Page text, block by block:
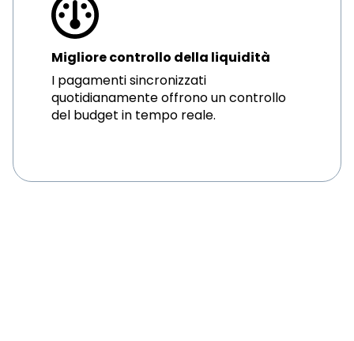
Migliore controllo della liquidità
I pagamenti sincronizzati
quotidianamente offrono un controllo
del budget in tempo reale.